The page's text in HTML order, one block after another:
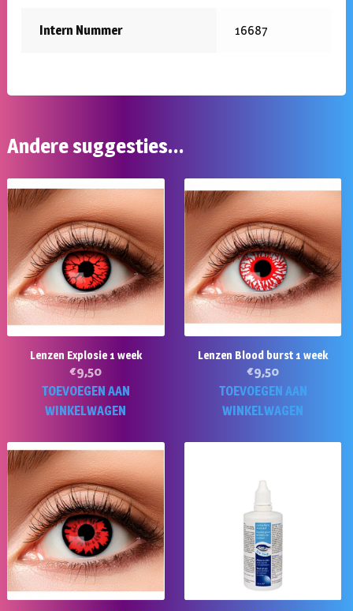
Intern Nummer 16687
Andere suggesties…
Lenzen Explosie 1 week
€9,50
TOEVOEGEN AAN
WINKELWAGEN
Lenzen Blood burst 1 week
€9,50
TOEVOEGEN AAN
WINKELWAGEN